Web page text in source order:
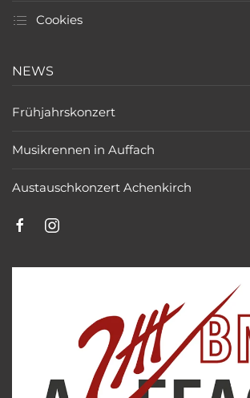
Cookies
NEWS
Frühjahrskonzert
Musikrennen in Auffach
Austauschkonzert Achenkirch